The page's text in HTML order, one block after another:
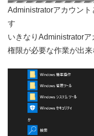
Administratorアカウン
す
いきなりAdministrator
権限が必要な作業が出来